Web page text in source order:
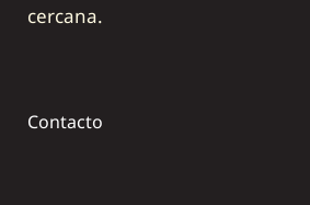
cercana.
Contacto